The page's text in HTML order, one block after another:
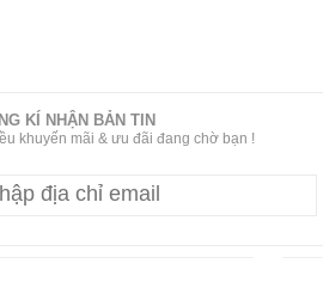
KÍ NHẬN BẢN TIN
khuyến mãi & ưu đãi đang chờ bạn !